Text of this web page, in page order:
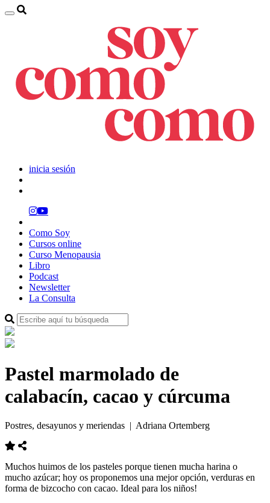
inicia sesión
Como Soy
Cursos online
Curso Menopausia
Libro
Podcast
Newsletter
La Consulta
Pastel marmolado de
calabacín, cacao y cúrcuma
Postres, desayunos y meriendas | Adriana Ortemberg
Muchos huimos de los pasteles porque tienen mucha harina o
mucho azúcar; hoy os proponemos una mejor opción, verduras en
forma de bizcocho con cacao. Ideal para los niños!